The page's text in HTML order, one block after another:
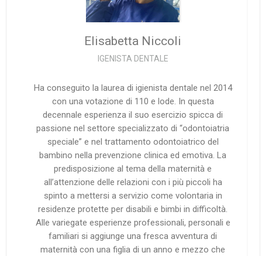
Elisabetta Niccoli
IGENISTA DENTALE
Ha conseguito la laurea di igienista dentale nel 2014
con una votazione di 110 e lode. In questa
decennale esperienza il suo esercizio spicca di
passione nel settore specializzato di “odontoiatria
speciale” e nel trattamento odontoiatrico del
bambino nella prevenzione clinica ed emotiva. La
predisposizione al tema della maternità e
all’attenzione delle relazioni con i più piccoli ha
spinto a mettersi a servizio come volontaria in
residenze protette per disabili e bimbi in difficoltà.
Alle variegate esperienze professionali, personali e
familiari si aggiunge una fresca avventura di
maternità con una figlia di un anno e mezzo che